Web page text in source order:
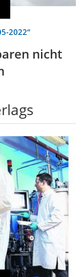
2022“
nicht